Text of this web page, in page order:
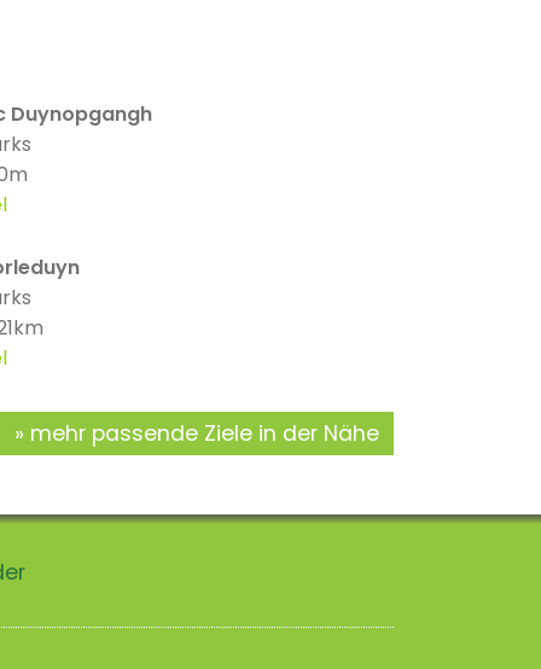
Duynopgangh
mehr passende Ziele in der Nähe